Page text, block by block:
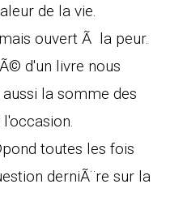
de la vie.
ouvert Ã la peur.
d'un livre nous
la somme des
toutes les fois
derniÃ¨re sur la